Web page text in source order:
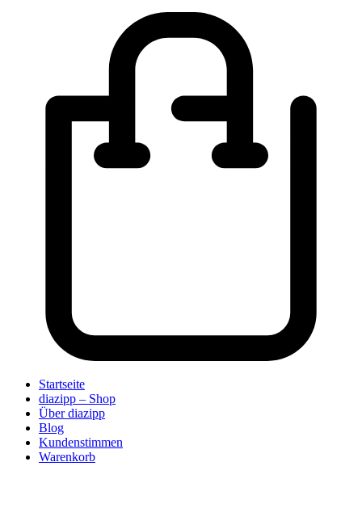
Startseite
diazipp – Shop
Über diazipp
Blog
Kundenstimmen
Warenkorb